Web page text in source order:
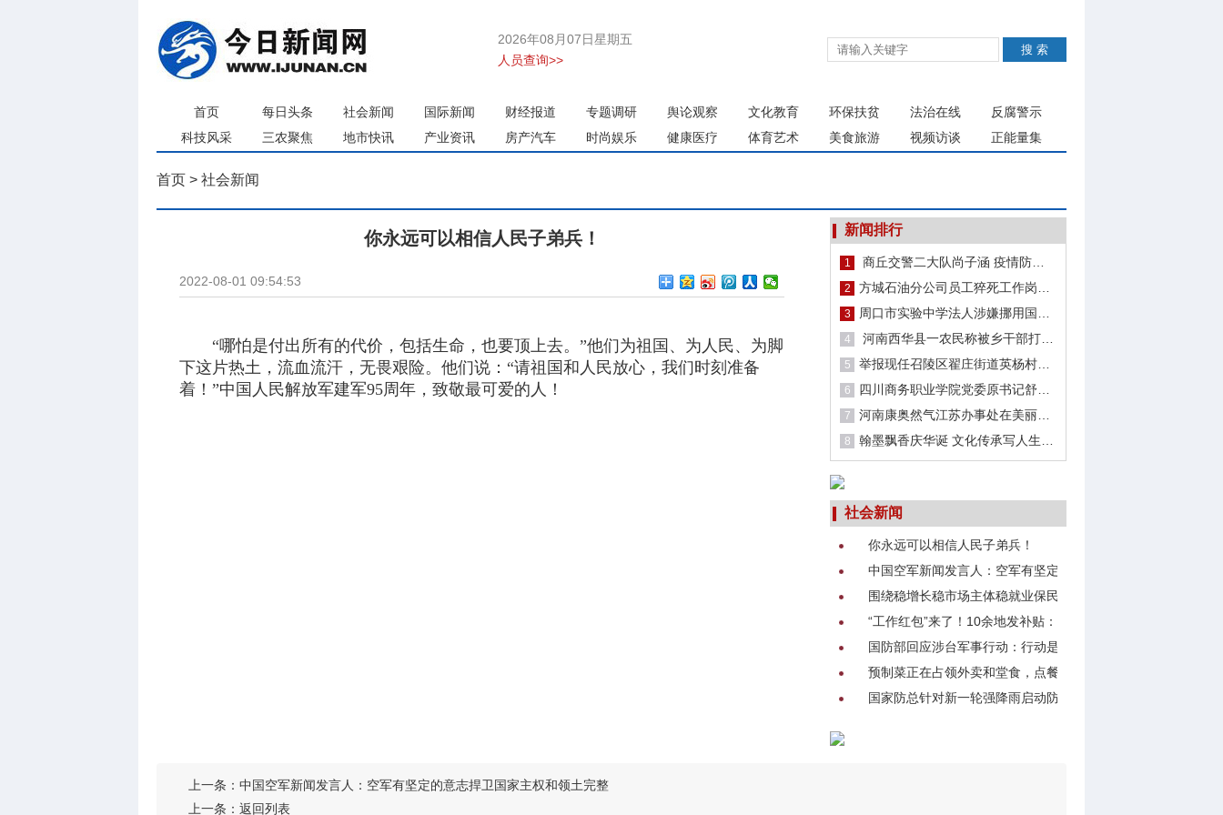
2026年08月07日星期五
人员查询>>
首页 每日头条 社会新闻 国际新闻 财经报道 专题调研 舆论观察 文化教育 环保扶贫 法治在线
反腐警示
科技风采
三农聚焦 地市快讯 产业资讯 房产汽车 时尚娱乐 健康医疗 体育艺术 美食旅游 视频访谈 正能量集
首页 > 社会新闻
你永远可以相信人民子弟兵！
2022-08-01 09:54:53
“哪怕是付出所有的代价，包括生命，也要顶上去。”他们为祖国、为人民、为脚
下这片热土，流血流汗，无畏艰险。他们说：“请祖国和人民放心，我们时刻准备
着！”中国人民解放军建军95周年，致敬最可爱的人！
新闻排行
1 商丘交警二大队尚子涵 疫情防控勇挑重担，矢志不渝坚守阻击一线
2 方城石油分公司员工猝死工作岗位 家属讨要说法八个月未果
3 周口市实验中学法人涉嫌挪用国家教育经费被实名举报
4 河南西华县一农民称被乡干部打断6根肋骨 派出所长：已刑事立案
5 举报现任召陵区翟庄街道英杨村村书记
6 四川商务职业学院党委原书记舒维霖被“双开”
7 河南康奥然气江苏办事处在美丽南京成立
8 翰墨飘香庆华诞 文化传承写人生 ——河南省中小学“墨香书法展示”交流会在郑州文化路三小举行
社会新闻
你永远可以相信人民子弟兵！
中国空军新闻发言人：空军有坚定的意志捍卫国家主权和
围绕稳增长稳市场主体稳就业保民生等工作 国务院第九次
“工作红包”来了！10余地发补贴：最高100万
国防部回应涉台军事行动：行动是最有力的语言
预制菜正在占领外卖和堂食，点餐是否应提前告知？
国家防总针对新一轮强降雨启动防汛四级应急响应
上一条： 中国空军新闻发言人：空军有坚定的意志捍卫国家主权和领土完整
上一条： 返回列表